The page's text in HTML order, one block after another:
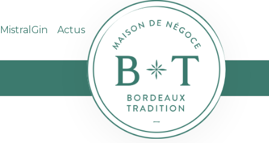
MistralGin Actus